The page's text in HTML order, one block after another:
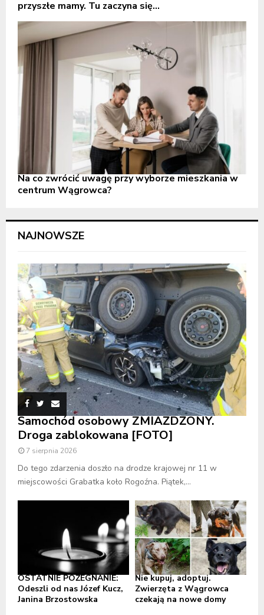
przyszłe mamy. Tu zaczyna się...
Na co zwrócić uwagę przy wyborze mieszkania w
centrum Wągrowca?
NAJNOWSZE
Samochód osobowy ZMIAŻDŻONY.
Droga zablokowana [FOTO]
7 sierpnia 2026
Do tego zdarzenia doszło na drodze krajowej nr 11 w
miejscowości Grabatka koło Rogoźna. Piątek,...
OSTATNIE POŻEGNANIE:
Odeszli od nas Józef Kucz,
Janina Brzostowska
Nie kupuj, adoptuj.
Zwierzęta z Wągrowca
czekają na nowe domy